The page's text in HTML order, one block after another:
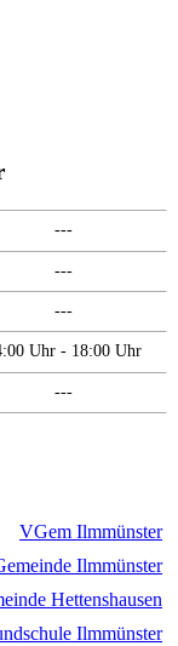
---
---
---
Uhr - 18:00 Uhr
---
VGem Ilmmünster
Ilmmünster
Hettenshausen
Ilmmünster